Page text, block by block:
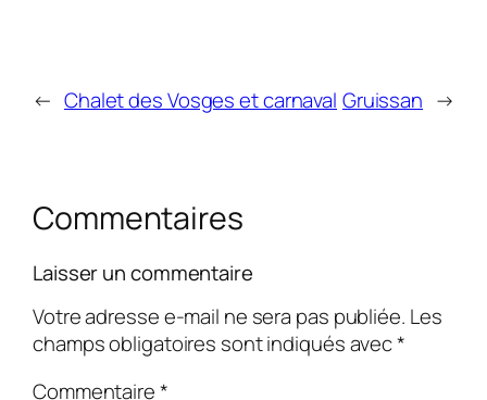
← Chalet des Vosges et carnaval Gruissan →
Commentaires
Laisser un commentaire
Votre adresse e-mail ne sera pas publiée. Les
champs obligatoires sont indiqués avec*
Commentaire*